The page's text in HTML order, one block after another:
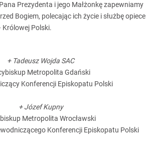
Prezydenta i jego Małżonkę zapewniamy
Bogiem, polecając ich życie i służbę opiece
Polski.
+ Tadeusz Wojda SAC
Metropolita Gdański
Konferencji Episkopatu Polski
+ Józef Kupny
Metropolita Wrocławski
Konferencji Episkopatu Polski